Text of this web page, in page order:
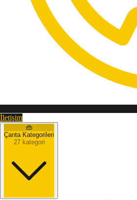
İletişim
👜
Çanta Kategorileri
27 kategori